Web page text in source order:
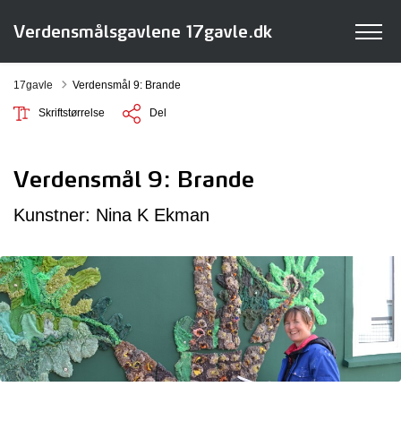
Verdensmålsgavlene 17gavle.dk
17gavle Verdensmål 9: Brande
Skriftstørrelse Del
Verdensmål 9: Brande
Kunstner: Nina K Ekman